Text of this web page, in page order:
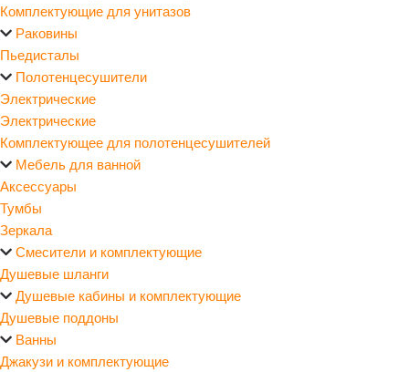
Комплектующие для унитазов
Раковины
Пьедисталы
Полотенцесушители
Электрические
Электрические
Комплектующее для полотенцесушителей
Мебель для ванной
Аксессуары
Тумбы
Зеркала
Смесители и комплектующие
Душевые шланги
Душевые кабины и комплектующие
Душевые поддоны
Ванны
Джакузи и комплектующие